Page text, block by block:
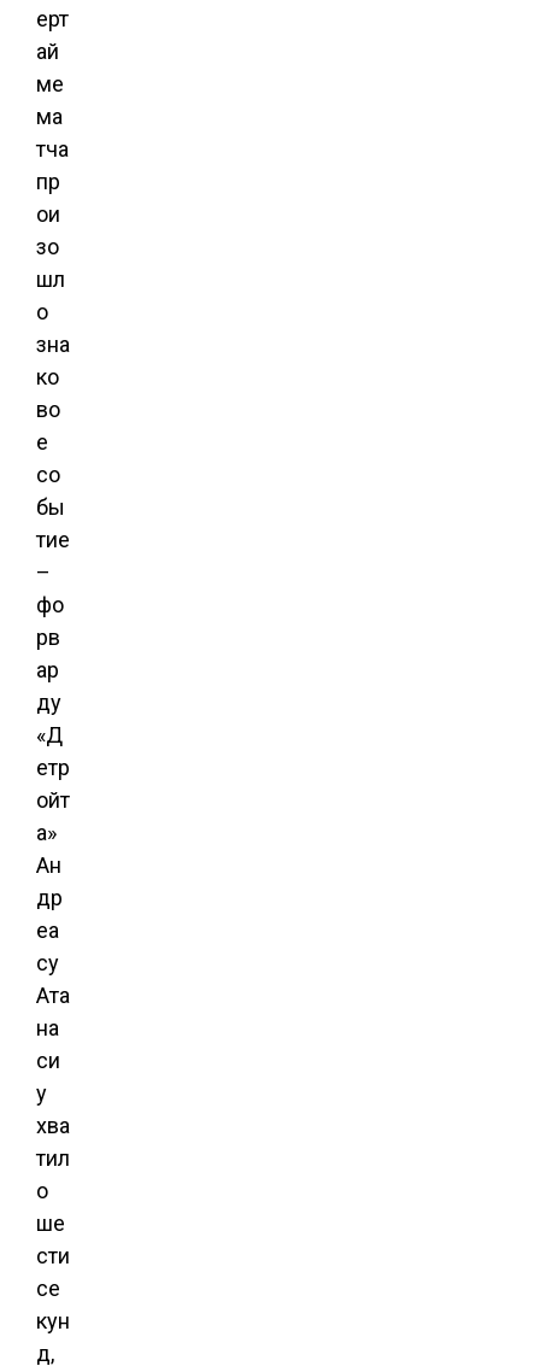
ерт
ай
ме
ма
тча
пр
ои
зо
шл
о
зна
ко
во
е
со
бы
тие
–
фо
рв
ар
ду
«Д
етр
ойт
а»
Ан
др
еа
су
Ата
на
си
у
хва
тил
о
ше
сти
се
кун
д,